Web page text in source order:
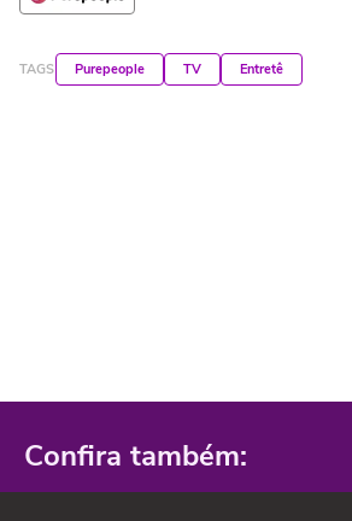
TAGS Purepeople TV Entretê
Confira também: